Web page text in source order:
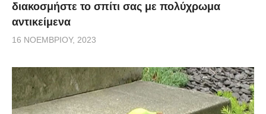
διακοσμήστε το σπίτι σας με πολύχρωμα
αντικείμενα
16 ΝΟΕΜΒΡΊΟΥ, 2023